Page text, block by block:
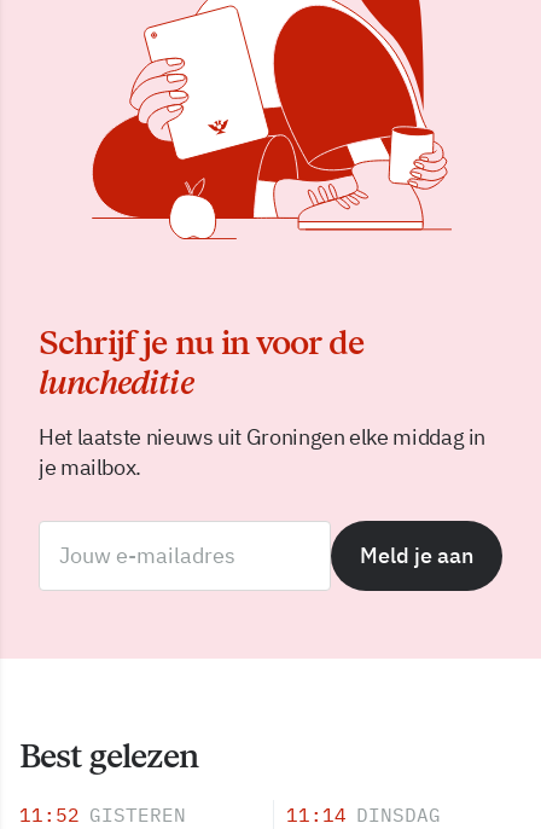
Schrijf je nu in voor de
luncheditie
Het laatste nieuws uit Groningen elke middag in
je mailbox.
Meld je aan
Best gelezen
11:52 GISTEREN 11:14 DINSDAG